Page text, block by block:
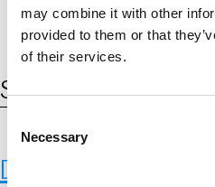
may combine it with other
provided to them or that
of their services.
n
s
Necessary
Schlagwort:
Die anatomische